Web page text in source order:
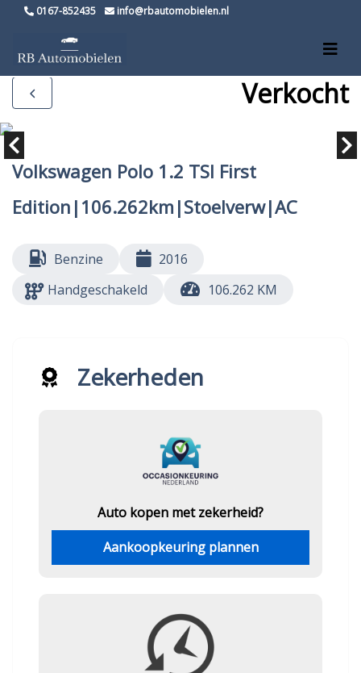
0167-852435 info@rbautomobielen.nl
Verkocht
Volkswagen Polo 1.2 TSI First
Edition|106.262km|Stoelverw|AC
Benzine
2016
Handgeschakeld
106.262 KM
Zekerheden
Auto kopen met zekerheid?
Aankoopkeuring plannen